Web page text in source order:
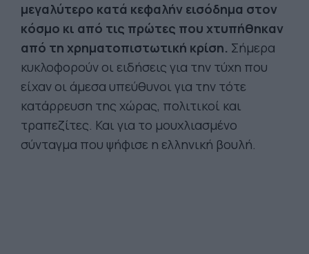
μεγαλύτερο κατά κεφαλήν εισόδημα στον
κόσμο κι από τις πρώτες που χτυπήθηκαν
από τη χρηματοπιστωτική κρίση. Σήμερα
κυκλοφορούν οι ειδήσεις για την τύχη που
είχαν οι άμεσα υπεύθυνοι για την τότε
κατάρρευση της χώρας, πολιτικοί και
τραπεζίτες. Και για το μουχλιασμένο
σύνταγμα που ψήφισε η ελληνική βουλή.